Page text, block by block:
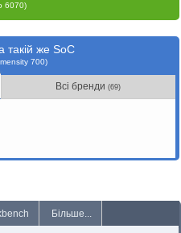
6070)
же SoC
700)
Всі бренди(69)
Більше...